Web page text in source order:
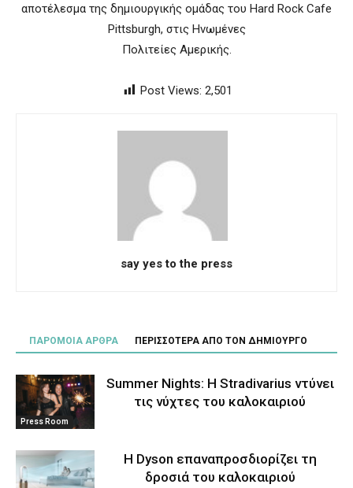
αποτέλεσμα της δημιουργικής ομάδας του Hard Rock Cafe
Pittsburgh, στις Ηνωμένες
Πολιτείες Αμερικής.
Post Views: 2,501
say yes to the press
ΠΑΡΟΜΟΙΑ ΑΡΘΡΑ ΠΕΡΙΣΣΟΤΕΡΑ ΑΠΟ ΤΟΝ ΔΗΜΙΟΥΡΓΟ
Press Room
Summer Nights: Η Stradivarius ντύνει
τις νύχτες του καλοκαιριού
Η Dyson επαναπροσδιορίζει τη
δροσιά του καλοκαιριού